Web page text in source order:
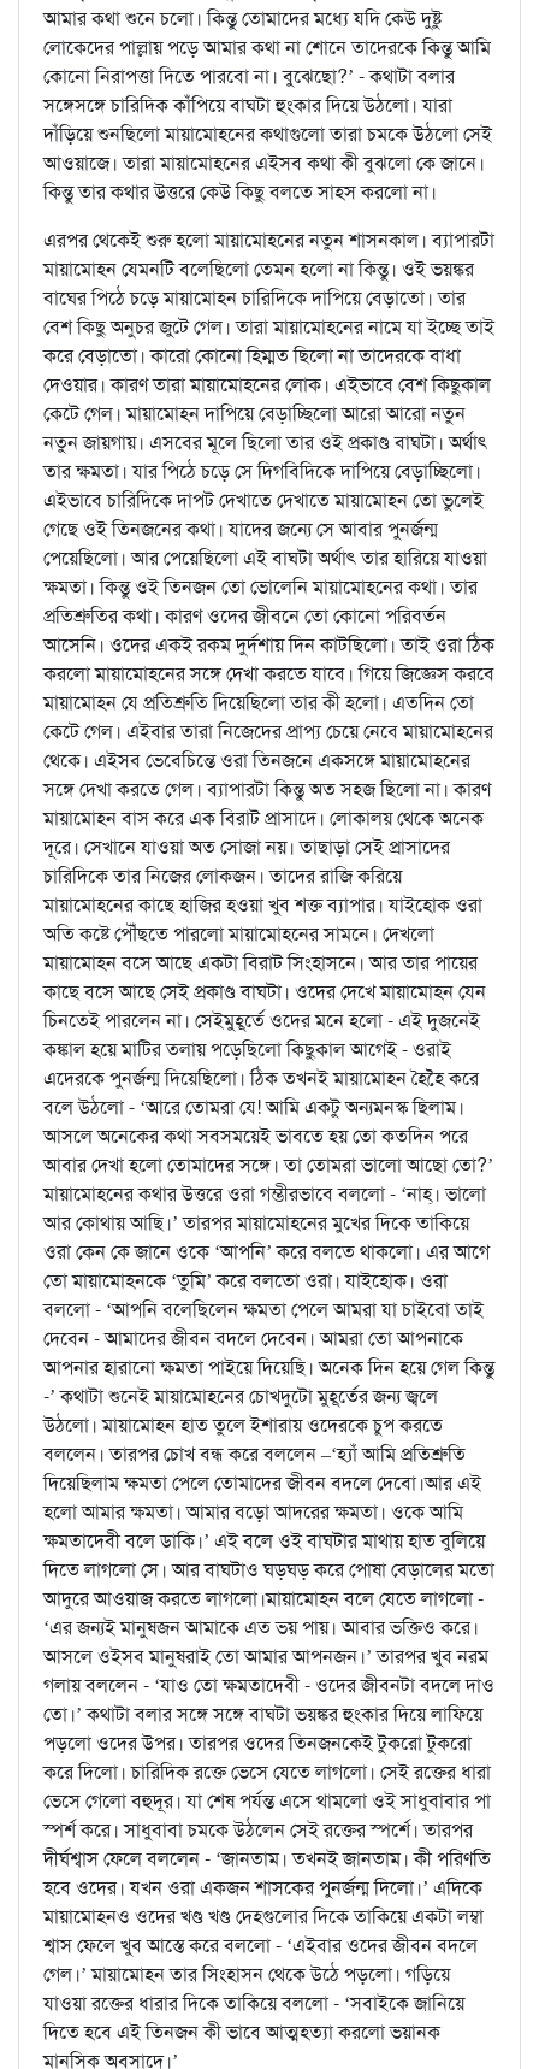
আমার কথা শুনে চলো। কিন্তু তোমাদের মধ্যে যদি কেউ দুষ্টু
লোকেদের পাল্লায় পড়ে আমার কথা না শোনে তাদেরকে কিন্তু আমি
কোনো নিরাপত্তা দিতে পারবো না। বুঝেছো?’ - কথাটা বলার
সঙ্গেসঙ্গে চারিদিক কাঁপিয়ে বাঘটা হুংকার দিয়ে উঠলো। যারা
দাঁড়িয়ে শুনছিলো মায়ামোহনের কথাগুলো তারা চমকে উঠলো সেই
আওয়াজে। তারা মায়ামোহনের এইসব কথা কী বুঝলো কে জানে।
কিন্তু তার কথার উত্তরে কেউ কিছু বলতে সাহস করলো না।
এরপর থেকেই শুরু হলো মায়ামোহনের নতুন শাসনকাল। ব্যাপারটা
মায়ামোহন যেমনটি বলেছিলো তেমন হলো না কিন্তু। ওই ভয়ঙ্কর
বাঘের পিঠে চড়ে মায়ামোহন চারিদিকে দাপিয়ে বেড়াতো। তার
বেশ কিছু অনুচর জুটে গেল। তারা মায়ামোহনের নামে যা ইচ্ছে তাই
করে বেড়াতো। কারো কোনো হিম্মত ছিলো না তাদেরকে বাধা
দেওয়ার। কারণ তারা মায়ামোহনের লোক। এইভাবে বেশ কিছুকাল
কেটে গেল। মায়ামোহন দাপিয়ে বেড়াচ্ছিলো আরো আরো নতুন
নতুন জায়গায়। এসবের মূলে ছিলো তার ওই প্রকাণ্ড বাঘটা। অর্থাৎ
তার ক্ষমতা। যার পিঠে চড়ে সে দিগবিদিকে দাপিয়ে বেড়াচ্ছিলো।
এইভাবে চারিদিকে দাপট দেখাতে দেখাতে মায়ামোহন তো ভুলেই
গেছে ওই তিনজনের কথা। যাদের জন্যে সে আবার পুনর্জন্ম
পেয়েছিলো। আর পেয়েছিলো এই বাঘটা অর্থাৎ তার হারিয়ে যাওয়া
ক্ষমতা। কিন্তু ওই তিনজন তো ভোলেনি মায়ামোহনের কথা। তার
প্রতিশ্রুতির কথা। কারণ ওদের জীবনে তো কোনো পরিবর্তন
আসেনি। ওদের একই রকম দুর্দশায় দিন কাটছিলো। তাই ওরা ঠিক
করলো মায়ামোহনের সঙ্গে দেখা করতে যাবে। গিয়ে জিজ্ঞেস করবে
মায়ামোহন যে প্রতিশ্রুতি দিয়েছিলো তার কী হলো। এতদিন তো
কেটে গেল। এইবার তারা নিজেদের প্রাপ্য চেয়ে নেবে মায়ামোহনের
থেকে। এইসব ভেবেচিন্তে ওরা তিনজনে একসঙ্গে মায়ামোহনের
সঙ্গে দেখা করতে গেল। ব্যাপারটা কিন্তু অত সহজ ছিলো না। কারণ
মায়ামোহন বাস করে এক বিরাট প্রাসাদে। লোকালয় থেকে অনেক
দূরে। সেখানে যাওয়া অত সোজা নয়। তাছাড়া সেই প্রাসাদের
চারিদিকে তার নিজের লোকজন। তাদের রাজি করিয়ে
মায়ামোহনের কাছে হাজির হওয়া খুব শক্ত ব্যাপার। যাইহোক ওরা
অতি কষ্টে পৌঁছতে পারলো মায়ামোহনের সামনে। দেখলো
মায়ামোহন বসে আছে একটা বিরাট সিংহাসনে। আর তার পায়ের
কাছে বসে আছে সেই প্রকাণ্ড বাঘটা। ওদের দেখে মায়ামোহন যেন
চিনতেই পারলেন না। সেইমুহূর্তে ওদের মনে হলো - এই দুজনেই
কঙ্কাল হয়ে মাটির তলায় পড়েছিলো কিছুকাল আগেই - ওরাই
এদেরকে পুনর্জন্ম দিয়েছিলো। ঠিক তখনই মায়ামোহন হৈহৈ করে
বলে উঠলো - ‘আরে তোমরা যে! আমি একটু অন্যমনস্ক ছিলাম।
আসলে অনেকের কথা সবসময়েই ভাবতে হয় তো কতদিন পরে
আবার দেখা হলো তোমাদের সঙ্গে। তা তোমরা ভালো আছো তো?’
মায়ামোহনের কথার উত্তরে ওরা গম্ভীরভাবে বললো - ‘নাহ্। ভালো
আর কোথায় আছি।’ তারপর মায়ামোহনের মুখের দিকে তাকিয়ে
ওরা কেন কে জানে ওকে ‘আপনি’ করে বলতে থাকলো। এর আগে
তো মায়ামোহনকে ‘তুমি’ করে বলতো ওরা। যাইহোক। ওরা
বললো - ‘আপনি বলেছিলেন ক্ষমতা পেলে আমরা যা চাইবো তাই
দেবেন - আমাদের জীবন বদলে দেবেন। আমরা তো আপনাকে
আপনার হারানো ক্ষমতা পাইয়ে দিয়েছি। অনেক দিন হয়ে গেল কিন্তু
-’ কথাটা শুনেই মায়ামোহনের চোখদুটো মুহূর্তের জন্য জ্বলে
উঠলো। মায়ামোহন হাত তুলে ইশারায় ওদেরকে চুপ করতে
বললেন। তারপর চোখ বন্ধ করে বললেন –‘হ্যাঁ আমি প্রতিশ্রুতি
দিয়েছিলাম ক্ষমতা পেলে তোমাদের জীবন বদলে দেবো।আর এই
হলো আমার ক্ষমতা। আমার বড়ো আদরের ক্ষমতা। ওকে আমি
ক্ষমতাদেবী বলে ডাকি।’ এই বলে ওই বাঘটার মাথায় হাত বুলিয়ে
দিতে লাগলো সে। আর বাঘটাও ঘড়ঘড় করে পোষা বেড়ালের মতো
আদুরে আওয়াজ করতে লাগলো।মায়ামোহন বলে যেতে লাগলো -
‘এর জন্যই মানুষজন আমাকে এত ভয় পায়। আবার ভক্তিও করে।
আসলে ওইসব মানুষরাই তো আমার আপনজন।’ তারপর খুব নরম
গলায় বললেন - ‘যাও তো ক্ষমতাদেবী - ওদের জীবনটা বদলে দাও
তো।’ কথাটা বলার সঙ্গে সঙ্গে বাঘটা ভয়ঙ্কর হুংকার দিয়ে লাফিয়ে
পড়লো ওদের উপর। তারপর ওদের তিনজনকেই টুকরো টুকরো
করে দিলো। চারিদিক রক্তে ভেসে যেতে লাগলো। সেই রক্তের ধারা
ভেসে গেলো বহুদূর। যা শেষ পর্যন্ত এসে থামলো ওই সাধুবাবার পা
স্পর্শ করে। সাধুবাবা চমকে উঠলেন সেই রক্তের স্পর্শে। তারপর
দীর্ঘশ্বাস ফেলে বললেন - ‘জানতাম। তখনই জানতাম। কী পরিণতি
হবে ওদের। যখন ওরা একজন শাসকের পুনর্জন্ম দিলো।’ এদিকে
মায়ামোহনও ওদের খণ্ড খণ্ড দেহগুলোর দিকে তাকিয়ে একটা লম্বা
শ্বাস ফেলে খুব আস্তে করে বললো - ‘এইবার ওদের জীবন বদলে
গেল।’ মায়ামোহন তার সিংহাসন থেকে উঠে পড়লো। গড়িয়ে
যাওয়া রক্তের ধারার দিকে তাকিয়ে বললো - ‘সবাইকে জানিয়ে
দিতে হবে এই তিনজন কী ভাবে আত্মহত্যা করলো ভয়ানক
মানসিক অবসাদে।’